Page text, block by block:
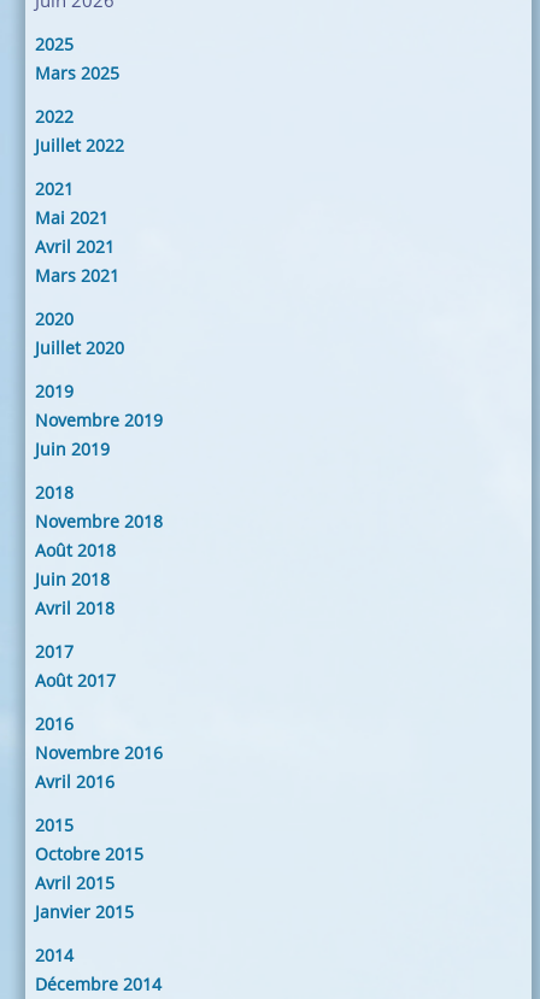
2025
Mars 2025
2022
Juillet 2022
2021
Mai 2021
Avril 2021
Mars 2021
2020
Juillet 2020
2019
Novembre 2019
Juin 2019
2018
Novembre 2018
Août 2018
Juin 2018
Avril 2018
2017
Août 2017
2016
Novembre 2016
Avril 2016
2015
Octobre 2015
Avril 2015
Janvier 2015
2014
Décembre 2014